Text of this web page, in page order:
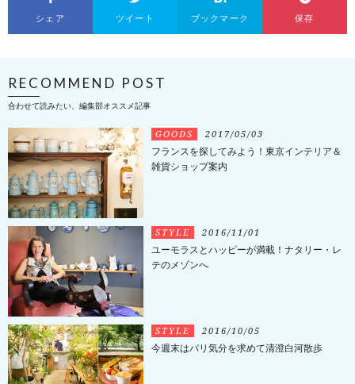
シェア ツイート ブックマーク 保存
RECOMMEND POST
合わせて読みたい、編集部オススメ記事
GOODS 2017/05/03
フランスを探してみよう！東京インテリア＆
雑貨ショップ案内
STYLE 2016/11/01
ユーモラスとハッピーが満載！ナタリー・レ
テのメゾンへ
STYLE 2016/10/05
今週末はパリ気分を求めて清澄白河散歩